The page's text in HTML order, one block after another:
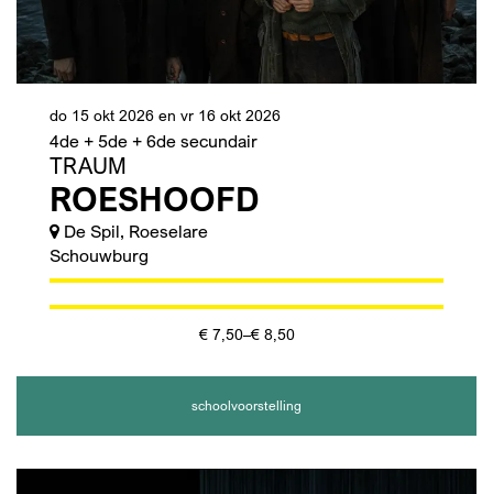
TRAUM
ROESHOOFD
4de + 5de + 6de secundair
do 15 okt 2026 en vr 16 okt 2026
De Spil, Roeselare
Schouwburg
€ 7,50–€ 8,50
schoolvoorstelling